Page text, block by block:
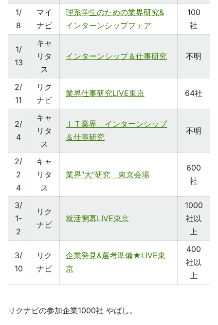
1/
8
マイ
ナビ
理系学生のための業界研究&
インターンシップフェア
100
社
1/
13
キャ
リタ
ス
インターンシップ＆仕事研究 不明
2/
11
リク
ナビ
業界仕事研究LIVE東京 64社
2/
4
キャ
リタ
ス
ＩＴ業界 インターンシップ
＆仕事研究
不明
2/
2
4
キャ
リタ
ス
業界“大”研究 東京会場
600
社
3/
1-
2
リク
ナビ
就活開幕LIVE東京
1000
社以
上
3/
10
リク
ナビ
企業発見&選考準備★LIVE東
京
400
社以
上
リクナビの参加企業1000社 やばし。